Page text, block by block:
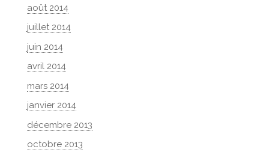
août 2014
juillet 2014
juin 2014
avril 2014
mars 2014
janvier 2014
décembre 2013
octobre 2013